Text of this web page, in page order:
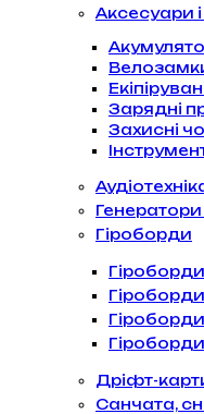
Аксесуари
Зарядні
Захисні
Генератори
Гіроборди
Гіроборди
Гіроборди
Гіроборди
Дріфт-
Санчата,